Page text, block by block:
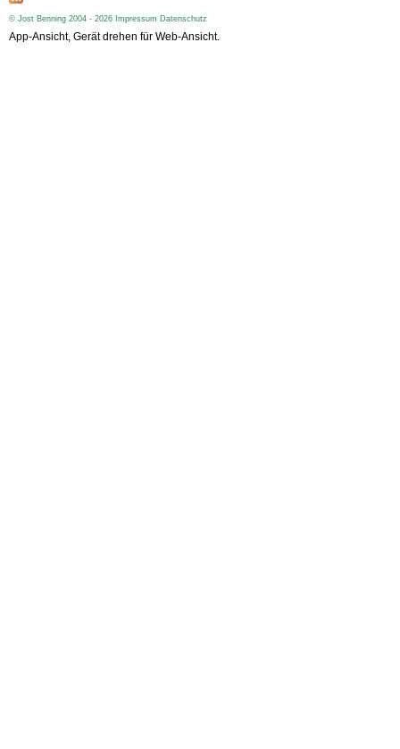
© Jost Benning 2004 - 2026 Impressum Datenschutz
App-Ansicht, Gerät drehen für Web-Ansicht.